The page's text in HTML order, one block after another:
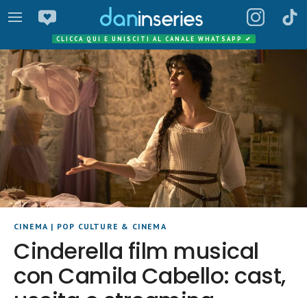
CLICCA QUI E UNISCITI AL CANALE WHATSAPP ✔
CINEMA | POP CULTURE & CINEMA
Cinderella film musical
con Camila Cabello: cast,